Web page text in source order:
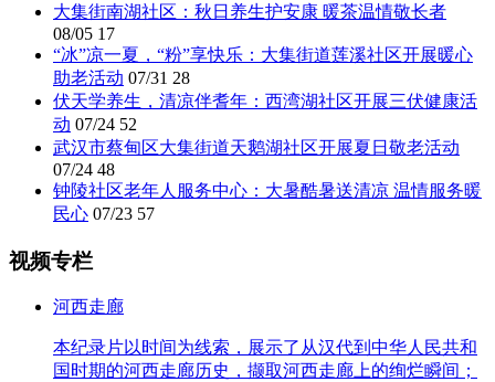
大集街南湖社区：秋日养生护安康 暖茶温情敬长者
08/05 17
“冰”凉一夏，“粉”享快乐：大集街道莲溪社区开展暖心
助老活动 07/31 28
伏天学养生，清凉伴耆年：西湾湖社区开展三伏健康活
动 07/24 52
武汉市蔡甸区大集街道天鹅湖社区开展夏日敬老活动
07/24 48
钟陵社区老年人服务中心：大暑酷暑送清凉 温情服务暖
民心 07/23 57
视频专栏
河西走廊
本纪录片以时间为线索，展示了从汉代到中华人民共和
国时期的河西走廊历史，撷取河西走廊上的绚烂瞬间；